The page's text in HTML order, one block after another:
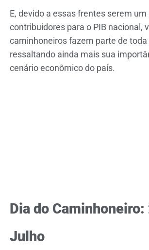
E, devido a essas frentes serem
contribuidores para o PIB nacional,
caminhoneiros fazem parte de toda
ressaltando ainda mais sua
cenário econômico do país.
Dia do Caminhoneiro:
Julho